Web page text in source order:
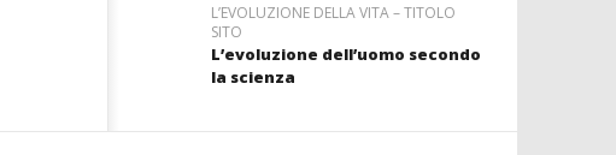
L’EVOLUZIONE DELLA VITA – TITOLO
SITO
L’evoluzione dell’uomo secondo
la scienza